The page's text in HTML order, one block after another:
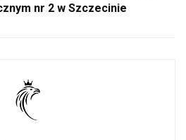
nr 2 w Szczecinie